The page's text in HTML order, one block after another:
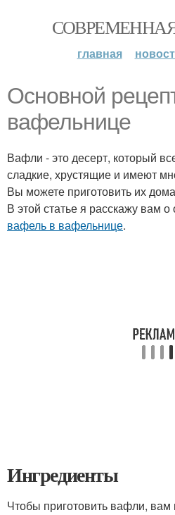
главная
Основной
вафельнице
Вафли - это десерт, который
сладкие, хрустящие и имеют
Вы можете приготовить их
В этой статье я расскажу вам
вафель в вафельнице.
Ингредиенты
Чтобы приготовить вафли,